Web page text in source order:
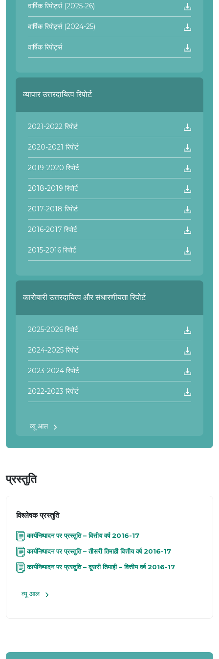
वार्षिक रिपोर्ट्स (2025-26)
वार्षिक रिपोर्ट्स (2024-25)
वार्षिक रिपोर्ट्स
व्यापार उत्तरदायित्व रिपोर्ट
2021-2022 रिपोर्ट
2020-2021 रिपोर्ट
2019-2020 रिपोर्ट
2018-2019 रिपोर्ट
2017-2018 रिपोर्ट
2016-2017 रिपोर्ट
2015-2016 रिपोर्ट
कारोबारी उत्तरदायित्व और संधारणीयता रिपोर्ट
2025-2026 रिपोर्ट
2024-2025 रिपोर्ट
2023-2024 रिपोर्ट
2022-2023 रिपोर्ट
व्यू आल
प्रस्तुति
विश्लेषक प्रस्तुति
कार्यनिष्पादन पर प्रस्तुति – वित्तीय वर्ष 2016-17
कार्यनिष्पादन पर प्रस्तुति – तीसरी तिमाही वित्तीय वर्ष 2016-17
कार्यनिष्पादन पर प्रस्तुति – दूसरी तिमाही – वित्तीय वर्ष 2016-17
व्यू आल